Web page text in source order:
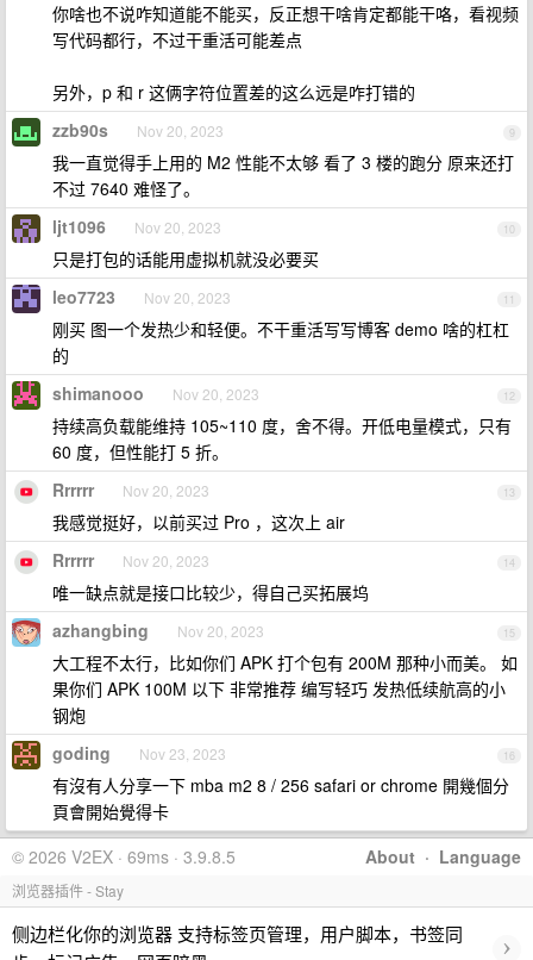
你啥也不说咋知道能不能买，反正想干啥肯定都能干咯，看视频
写代码都行，不过干重活可能差点
另外，p 和 r 这俩字符位置差的这么远是咋打错的
9
zzb90s Nov 20, 2023
我一直觉得手上用的 M2 性能不太够 看了 3 楼的跑分 原来还打
不过 7640 难怪了。
10
ljt1096 Nov 20, 2023
只是打包的话能用虚拟机就没必要买
11
leo7723 Nov 20, 2023
刚买 图一个发热少和轻便。不干重活写写博客 demo 啥的杠杠
的
12
shimanooo Nov 20, 2023
持续高负载能维持 105~110 度，舍不得。开低电量模式，只有
60 度，但性能打 5 折。
13
Rrrrrr Nov 20, 2023
我感觉挺好，以前买过 Pro ，这次上 air
14
Rrrrrr Nov 20, 2023
唯一缺点就是接口比较少，得自己买拓展坞
15
azhangbing Nov 20, 2023
大工程不太行，比如你们 APK 打个包有 200M 那种小而美。 如
果你们 APK 100M 以下 非常推荐 编写轻巧 发热低续航高的小
钢炮
16
goding Nov 23, 2023
有沒有人分享一下 mba m2 8 / 256 safari or chrome 開幾個分
頁會開始覺得卡
About · Language
© 2026 V2EX · 69ms · 3.9.8.5
浏览器插件 - Stay
侧边栏化你的浏览器 支持标签页管理，用户脚本，书签同
›